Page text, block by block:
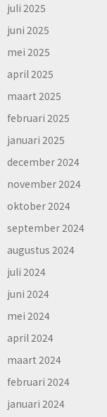
juli 2025
juni 2025
mei 2025
april 2025
maart 2025
februari 2025
januari 2025
december 2024
november 2024
oktober 2024
september 2024
augustus 2024
juli 2024
juni 2024
mei 2024
april 2024
maart 2024
februari 2024
januari 2024